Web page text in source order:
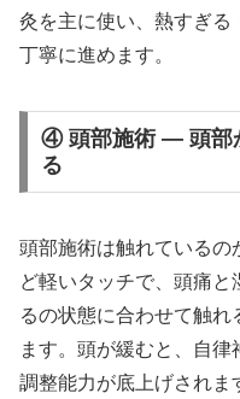
灸を主に使い、熱すぎる
丁寧に進めます。
④ 頭部施術 — 頭部
る
頭部施術は触れているの
ど軽いタッチで、頭痛
るの状態に合わせて触れ
ます。頭が緩むと、自
調整能力が底上げされま